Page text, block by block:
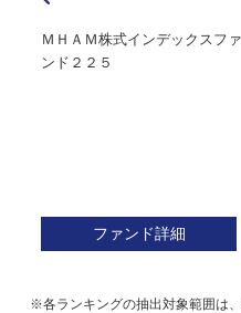
ＭＨＡＭ株式インデックスファ
ンド２２５
ファンド詳細
※各ランキングの抽出対象範囲は